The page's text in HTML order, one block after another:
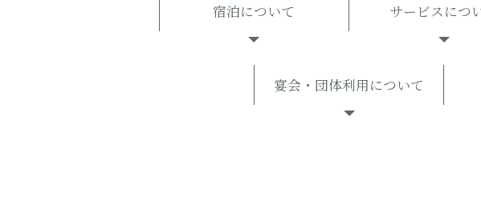
宿泊について サービスにつ
宴会・団体利用について